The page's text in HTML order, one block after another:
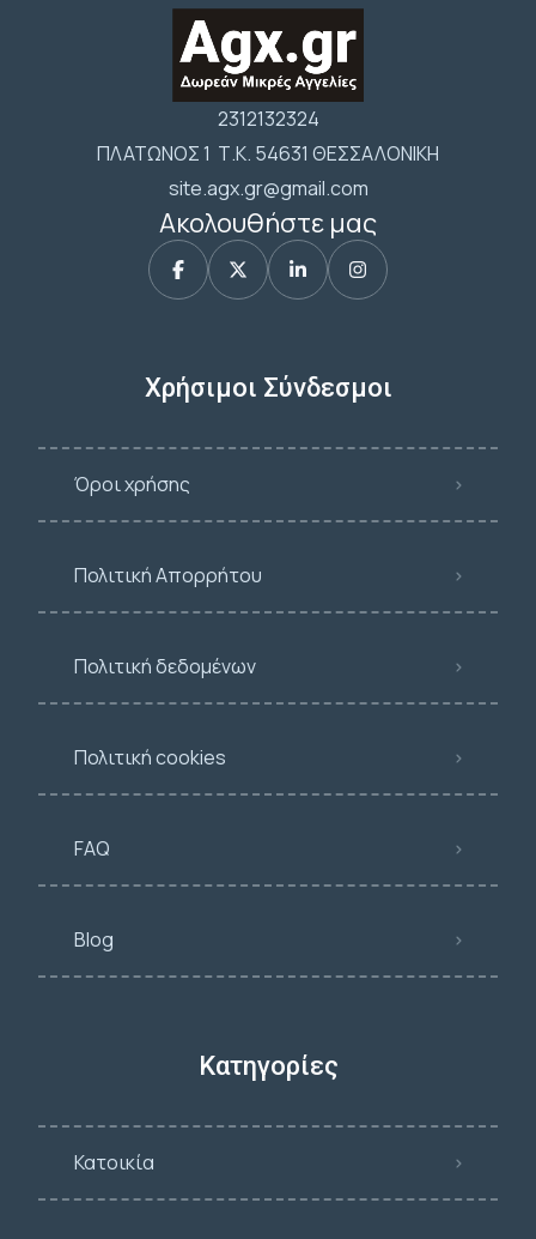
2312132324
ΠΛΑΤΩΝΟΣ 1 Τ.Κ. 54631 ΘΕΣΣΑΛΟΝΙΚΗ
site.agx.gr@gmail.com
Ακολουθήστε μας
Χρήσιμοι Σύνδεσμοι
Όροι χρήσης
Πολιτική Απορρήτου
Πολιτική δεδομένων
Πολιτική cookies
FAQ
Blog
Κατηγορίες
Κατοικία